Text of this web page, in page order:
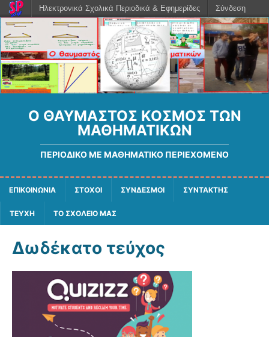
Ο ΘΑΥΜΑΣΤΌΣ ΚΌΣΜΟΣ ΤΩΝ
ΜΑΘΗΜΑΤΙΚΏΝ
ΠΕΡΙΟΔΙΚΌ ΜΕ ΜΑΘΗΜΑΤΙΚΌ ΠΕΡΙΕΧΌΜΕΝΟ
ΕΠΙΚΟΙΝΩΝΙΑ ΣΤΟΧΟΙ ΣΥΝΔΕΣΜΟΙ ΣΥΝΤΑΚΤΗΣ
ΤΕΥΧΗ ΤΟ ΣΧΟΛΕΙΟ ΜΑΣ
Δωδέκατο τεύχος
Ηλεκτρονικά Σχολικά Περιοδικά & Εφημερίδες Σύνδεση